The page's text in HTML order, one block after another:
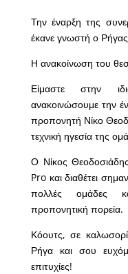
Την έναρξη της
έκανε γνωστή ο
Η ανακοίνωση του
Είμαστε στην
ανακοινώσουμε την
προπονητή Νίκο
τεχνική ηγεσία της
Ο Νίκος
Pro και διαθέτει
πολλές ομάδες
προπονητική πορεία.
Κόουτς, σε
Ρήγα και σου
επιτυχίες!